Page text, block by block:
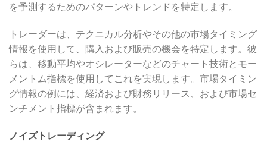
を予測するためのパターンやトレンドを特定します。
トレーダーは、テクニカル分析やその他の市場タイミング
情報を使用して、購入および販売の機会を特定します。彼
らは、移動平均やオシレーターなどのチャート技術とモー
メントム指標を使用してこれを実現します。市場タイミン
グ情報の例には、経済および財務リリース、および市場セ
ンチメント指標が含まれます。
ノイズトレーディング